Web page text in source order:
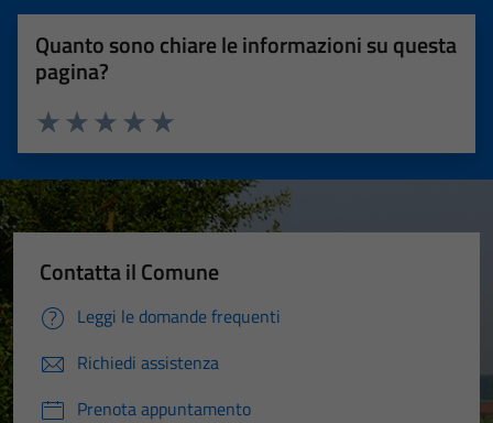
Quanto sono chiare le informazioni su questa
pagina?
Valuta 5 stelle su 5
Valuta 4 stelle su 5
Valuta 3 stelle su 5
Valuta 2 stelle su 5
Valuta 1 stelle su 5
Contatta il Comune
Leggi le domande frequenti
Richiedi assistenza
Prenota appuntamento